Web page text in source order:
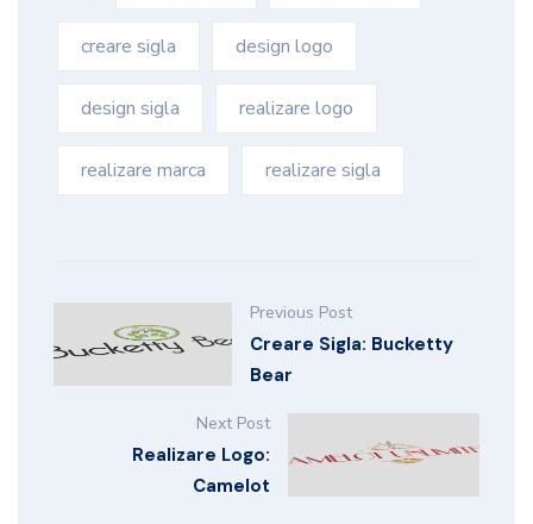
creare sigla design logo
design sigla realizare logo
realizare marca realizare sigla
Previous Post
Creare Sigla: Bucketty
Bear
Next Post
Realizare Logo:
Camelot